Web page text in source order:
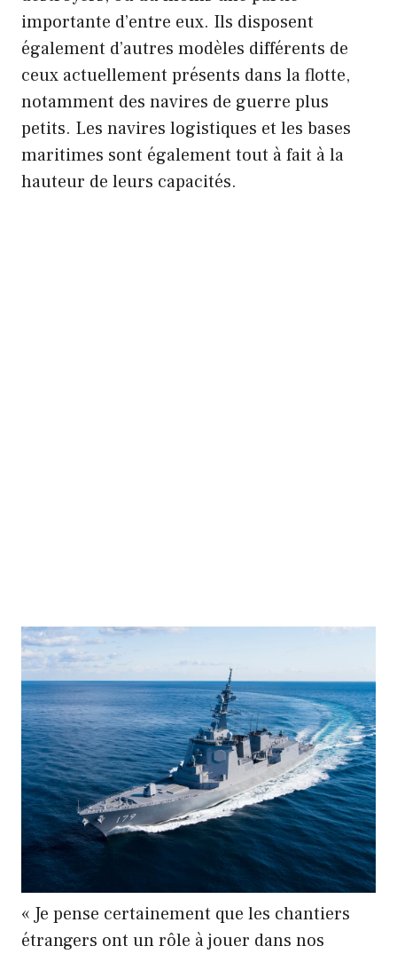
importante d’entre eux. Ils disposent
également d’autres modèles différents de
ceux actuellement présents dans la flotte,
notamment des navires de guerre plus
petits. Les navires logistiques et les bases
maritimes sont également tout à fait à la
hauteur de leurs capacités.
« Je pense certainement que les chantiers
étrangers ont un rôle à jouer dans nos